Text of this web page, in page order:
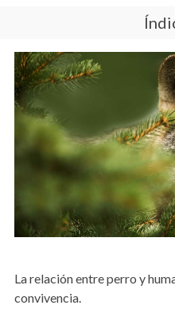
La relación entre perro y
convivencia.